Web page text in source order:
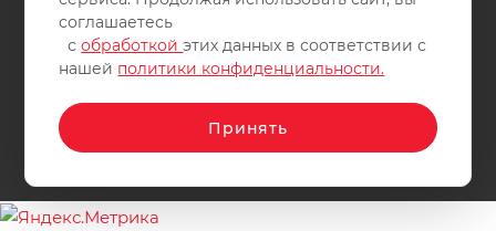
ВелоСаратов. Не является публичной офертой. Все права
защищены. Заимствование материалов и фотографий
запрещено.
соглашаетесь
собработкойэтих данных в соответствии с
нашей политики конфиденциальности.
Принять